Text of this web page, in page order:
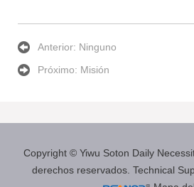
Anterior: Ninguno
Próximo: Misión
Copyright © Yiwu Soton Daily
derechos reservados. Technical